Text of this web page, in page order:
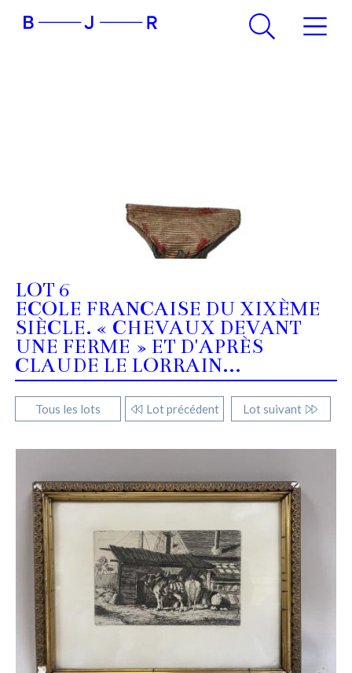
LOT 6
ECOLE FRANCAISE DU XIXÈME
SIÈCLE. « CHEVAUX DEVANT
UNE FERME » ET D'APRÈS
CLAUDE LE LORRAIN...
Tous les lots Lot précédent Lot suivant